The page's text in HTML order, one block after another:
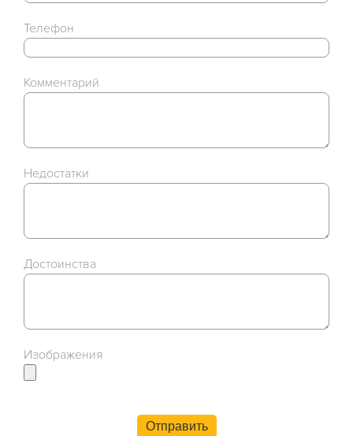
Телефон
Комментарий
Недостатки
Достоинства
Изображения
Отправить